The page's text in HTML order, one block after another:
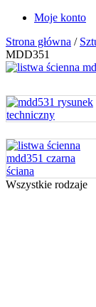
Moje konto
Strona główna /
MDD351
Wszystkie rodzaje